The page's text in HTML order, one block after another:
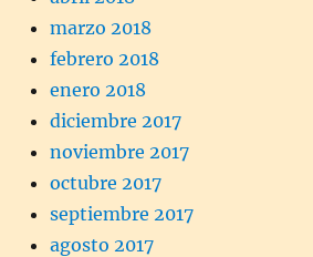
marzo 2018
febrero 2018
enero 2018
diciembre 2017
noviembre 2017
octubre 2017
septiembre 2017
agosto 2017